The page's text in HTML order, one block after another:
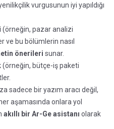
vurgusunun iyi yapıldığı
(örneğin, pazar analizi
ve bu bölümlerin nasıl
önerileri sunar.
(örneğin, bütçe-iş paketi
sadece bir yazım aracı değil,
aşamasında onlara yol
akıllı bir Ar-Ge asistanı olarak